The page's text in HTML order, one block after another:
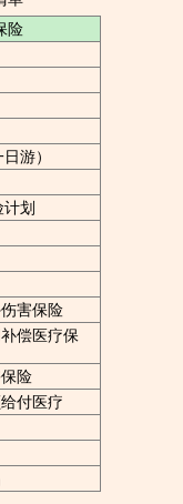
险
游）
划
害保险
偿医疗保
险
付医疗